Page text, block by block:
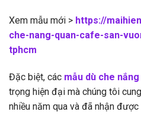
Xem mẫu mới > https://
che-nang-quan-cafe-san-
tphcm
Đặc biệt, các mẫu dù che
trọng hiện đại mà chúng tôi
nhiều năm qua và đã nhận